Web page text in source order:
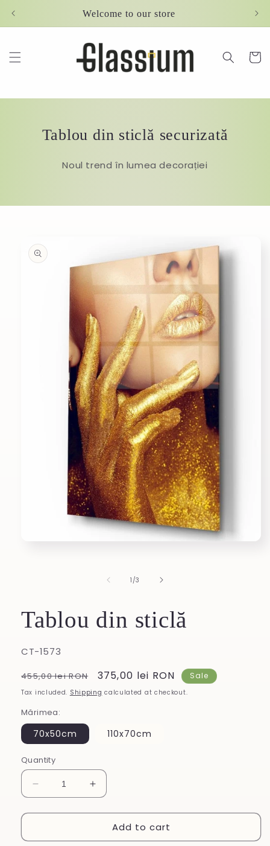
Welcome to our store
Cart
Tablou din sticlă securizată
Noul trend în lumea decorației
product
information
1 /of
3
Tablou din sticlă
SKU:
CT-1573
Regular
price
455,00 lei RON
Sale
price
375,00 lei RON Sale
Tax included. Shipping calculated at checkout.
Mărimea:
70x50cm 110x70cm
Quantity
Decrease
quantity
for
din
Increase
quantity
for
Tablou
din
Add to cart